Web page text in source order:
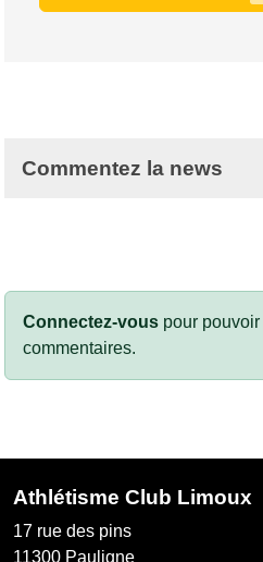
Commentez la news
Connectez-vous pour
commentaires.
Athlétisme Club Limoux
17 rue des pins
11300 Pauligne